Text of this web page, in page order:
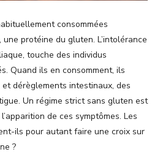
consommées
protéine du gluten. L’intolérance
touche des individus
Quand ils en consomment, ils
dérèglements intestinaux, des
Un régime strict sans gluten est
de ces symptômes. Les
ils pour autant faire une croix sur
?